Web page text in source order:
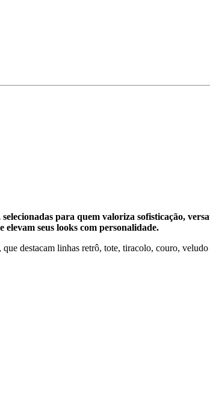
para quem valoriza sofisticação,
elevam seus looks com personalidade.
destacam linhas retrô, tote, tiracolo, couro,